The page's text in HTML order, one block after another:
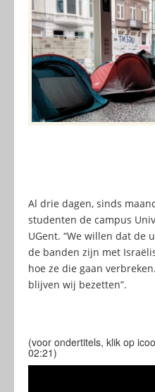
Al drie dagen, sinds
studenten de campus
UGent. “We willen dat de
de banden zijn met
hoe ze die gaan
blijven wij bezetten”.
(voor ondertitels, klik op
02:21)